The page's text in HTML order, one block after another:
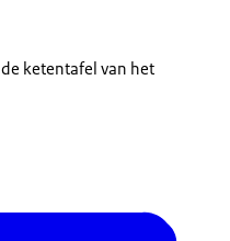
ketentafel van het